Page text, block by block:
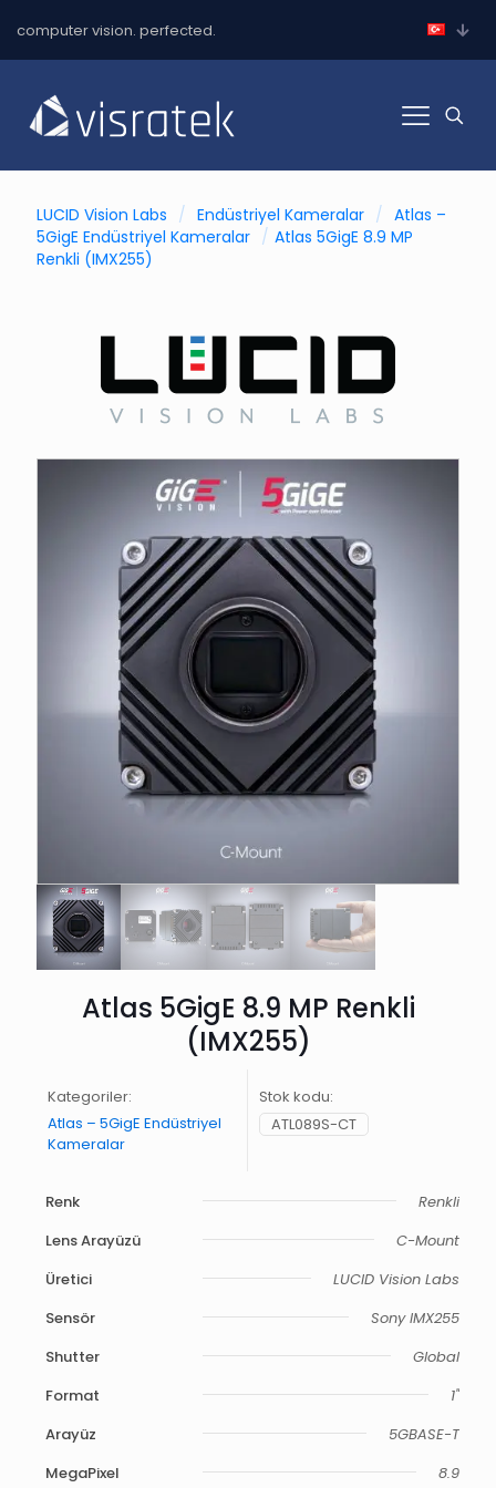
computer vision. perfected.
LUCID Vision Labs / Endüstriyel Kameralar / Atlas –
5GigE Endüstriyel Kameralar / Atlas 5GigE 8.9 MP
Renkli (IMX255)
Atlas 5GigE 8.9 MP Renkli
(IMX255)
Kategoriler:
Atlas – 5GigE Endüstriyel
Kameralar
Stok kodu:
ATL089S-CT
Renk
Renkli
Lens Arayüzü
C-Mount
Üretici
LUCID Vision Labs
Sensör
Sony IMX255
Shutter
Global
Format
1"
Arayüz
5GBASE-T
MegaPixel
8.9